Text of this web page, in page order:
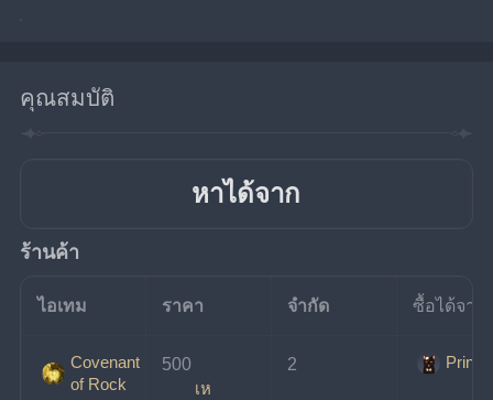
คุณสมบัติ
หาได้จาก
ร้านค้า
ไอเทม ราคา จำกัด ซื้อได้จาก
Covenant
of Rock
500
เห
2 Prince